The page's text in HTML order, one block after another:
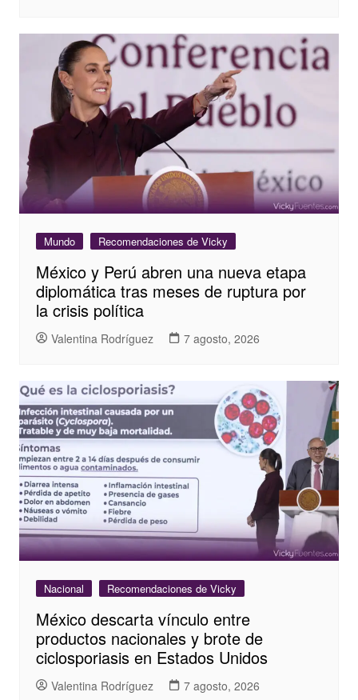
Mundo Recomendaciones de Vicky
México y Perú abren una nueva etapa
diplomática tras meses de ruptura por
la crisis política
Valentina Rodríguez 7 agosto, 2026
Nacional Recomendaciones de Vicky
México descarta vínculo entre
productos nacionales y brote de
ciclosporiasis en Estados Unidos
Valentina Rodríguez 7 agosto, 2026